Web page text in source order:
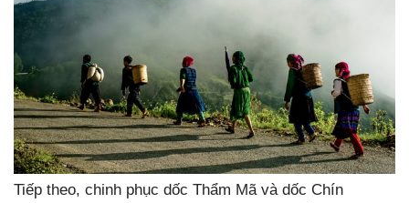
Tiếp theo, chinh phục dốc Thẩm Mã và dốc Chín